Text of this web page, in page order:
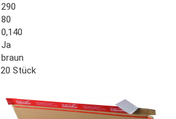
290
80
0,140
Ja
braun
20 Stück